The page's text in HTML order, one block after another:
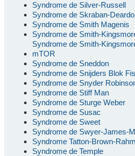
Syndrome de Silver-Russell
Syndrome de Skraban-
Syndrome de Smith Magenis
Syndrome de Smith-
Syndrome de Smith-
mTOR
Syndrome de Sneddon
Syndrome de Snijders Blok
Syndrome de Snyder
Syndrome de Stiff Man
Syndrome de Sturge Weber
Syndrome de Susac
Syndrome de Sweet
Syndrome de Swyer-James-
Syndrome Tatton-Brown-
Syndrome de Temple